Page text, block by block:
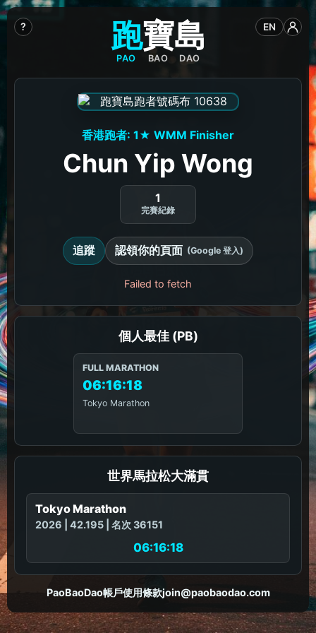
? EN
跑
PAO
寶
BAO
島
DAO
香港跑者: 1★ WMM Finisher
Chun Yip Wong
1
完賽紀錄
追蹤 認領你的頁面 (Google 登入)
Failed to fetch
個人最佳 (PB)
FULL MARATHON
06:16:18
Tokyo Marathon
世界馬拉松大滿貫
Tokyo Marathon
2026 | 42.195 | 名次 36151
06:16:18
PaoBaoDao帳戶使用條款join@paobaodao.com